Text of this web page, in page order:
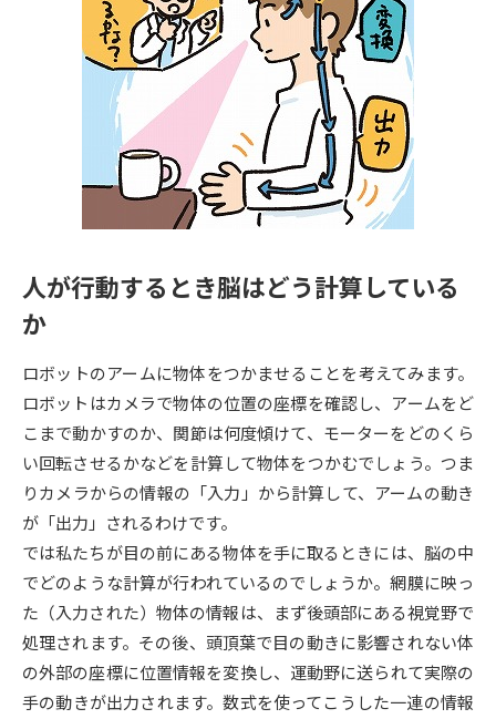
大学・短大以外の資料から請求
専門学校の資料請求 大学院の資料請求
留学・進学関連、塾・予備校
大学入学共通テスト「受験案
内」の請求
大学入学共通テスト「受験上の
配慮案内」の請求
高等学校卒業程度認定試験
幼稚園教員資格認定試験 小学校教員資格認定試験
高等学校（情報）教員資格認定
大学研究 大学検索
大学で学べる内容や特徴を調べる
新増設大学・学部・学科特集
国際・グローバルに強い大学特
集
データサイエンス特集 奨学金・特待生制度特集
デジタルパンフレット 進路の３択
人が行動するとき脳はどう計算している
か
ロボットのアームに物体をつかませることを考えてみます。
ロボットはカメラで物体の位置の座標を確認し、アームをど
こまで動かすのか、関節は何度傾けて、モーターをどのくら
い回転させるかなどを計算して物体をつかむでしょう。つま
りカメラからの情報の「入力」から計算して、アームの動き
が「出力」されるわけです。
では私たちが目の前にある物体を手に取るときには、脳の中
でどのような計算が行われているのでしょうか。網膜に映っ
た（入力された）物体の情報は、まず後頭部にある視覚野で
処理されます。その後、頭頂葉で目の動きに影響されない体
の外部の座標に位置情報を変換し、運動野に送られて実際の
手の動きが出力されます。数式を使ってこうした一連の情報